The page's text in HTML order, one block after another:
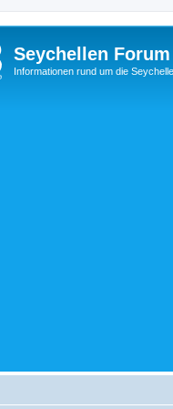
Seychellen Forum
Informationen rund um die